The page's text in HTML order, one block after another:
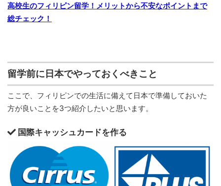
高校生のフィリピン留学！メリットから不安なポイントまで
総チェック！
留学前に日本でやっておくべきこと
ここで、フィリピンでの生活に備えて日本で準備しておいた
方が良いことを3つ紹介したいと思います。
国際キャッシュカードを作る